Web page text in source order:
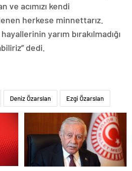
ve acımızı kendi
herkese minnettarız.
yarım bırakılmadığı
dedi.
Deniz Özarslan Ezgi Özarslan